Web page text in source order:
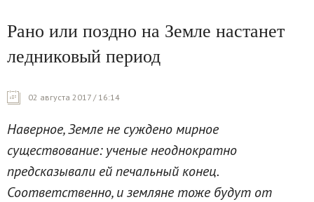
Рано или поздно на Земле настанет
ледниковый период
02 августа 2017 / 16:14
Наверное, Земле не суждено мирное
существование: ученые неоднократно
предсказывали ей печальный конец.
Соответственно, и земляне тоже будут от